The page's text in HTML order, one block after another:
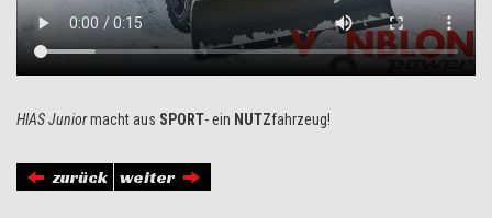
HIAS Juniormacht aus SPORT- ein NUTZfahrzeug!
zurück weiter